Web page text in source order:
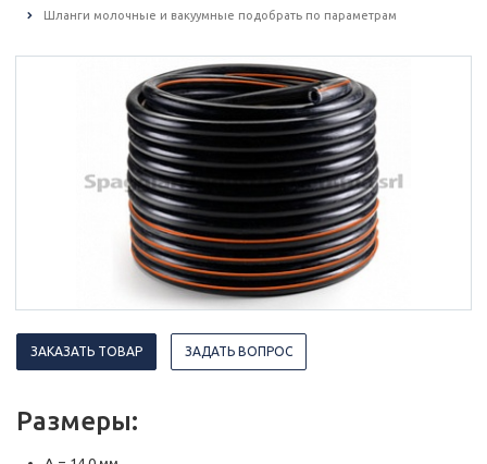
Шланги молочные и вакуумные подобрать по параметрам
ЗАКАЗАТЬ ТОВАР ЗАДАТЬ ВОПРОС
Размеры: